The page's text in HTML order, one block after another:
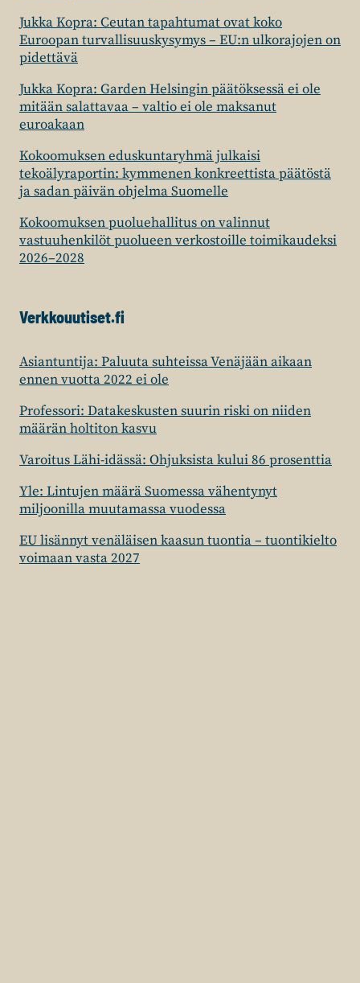
Jukka Kopra: Ceutan tapahtumat ovat koko
Euroopan turvallisuuskysymys – EU:n ulkorajojen on
pidettävä
Jukka Kopra: Garden Helsingin päätöksessä ei ole
mitään salattavaa – valtio ei ole maksanut
euroakaan
Kokoomuksen eduskuntaryhmä julkaisi
tekoälyraportin: kymmenen konkreettista päätöstä
ja sadan päivän ohjelma Suomelle
Kokoomuksen puoluehallitus on valinnut
vastuuhenkilöt puolueen verkostoille toimikaudeksi
2026–2028
Verkkouutiset.fi
Asiantuntija: Paluuta suhteissa Venäjään aikaan
ennen vuotta 2022 ei ole
Professori: Datakeskusten suurin riski on niiden
määrän holtiton kasvu
Varoitus Lähi-idässä: Ohjuksista kului 86 prosenttia
Yle: Lintujen määrä Suomessa vähentynyt
miljoonilla muutamassa vuodessa
EU lisännyt venäläisen kaasun tuontia – tuontikielto
voimaan vasta 2027